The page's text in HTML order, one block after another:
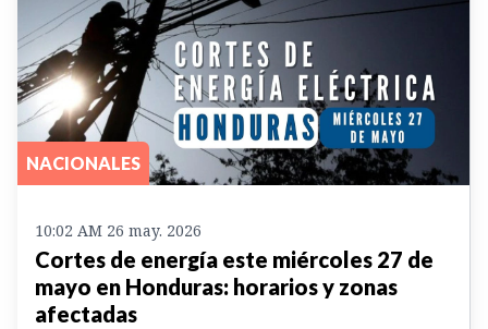
NACIONALES
10:02 AM 26 may. 2026
Cortes de energía este miércoles 27 de
mayo en Honduras: horarios y zonas
afectadas